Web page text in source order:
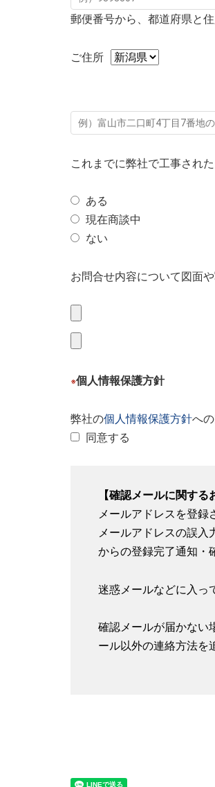
郵便番号から、都道府県と
ご住所
これまでに弊社で工事され
ある
現在商談中
ない
お問合せ内容について図面
※個人情報保護方針
弊社の個人情報保護方針へ
同意する
【確認メールに関する
メールアドレスを登録
メールアドレスの誤入
からの登録完了通知・
迷惑メールなどに入っ
確認メールが届かない
ール以外の連絡方法を